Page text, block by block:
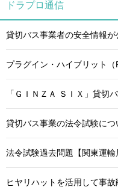
ドラプロ通信
貸切バス事業者の安全情報
プラグイン・ハイブリット（
「ＧＩＮＺＡ ＳＩＸ」貸切
貸切バス事業の法令試験につ
法令試験過去問題【関東運輸
ヒヤリハットを活用して事故